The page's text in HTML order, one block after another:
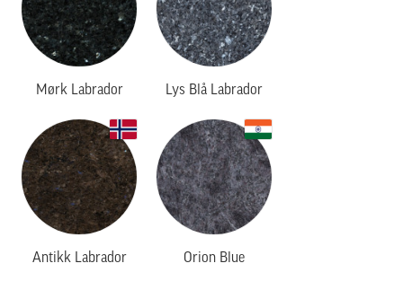
Mørk Labrador Lys Blå Labrador
Antikk Labrador Orion Blue